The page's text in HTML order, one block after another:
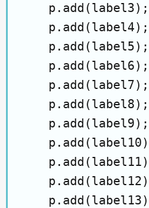
    p.add(label3);
    p.add(label4);
    p.add(label5);
    p.add(label6);
    p.add(label7);
    p.add(label8);
    p.add(label9);